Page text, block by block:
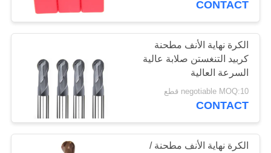
CONTACT
الكرة نهاية الأنف مطحنة
كربيد التنغستن صلابة عالية
السرعة العالية
negotiable MOQ:10 قطع
CONTACT
الكرة نهاية الأنف مطحنة /